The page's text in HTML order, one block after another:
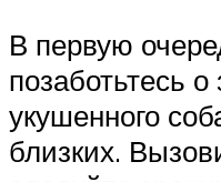
В первую
позаботьтесь о
укушенного
близких.